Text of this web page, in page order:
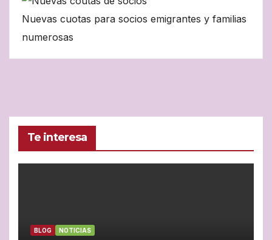
Nuevas cuotas para socios emigrantes y familias
numerosas
Te interesa
BLOG NOTICIAS